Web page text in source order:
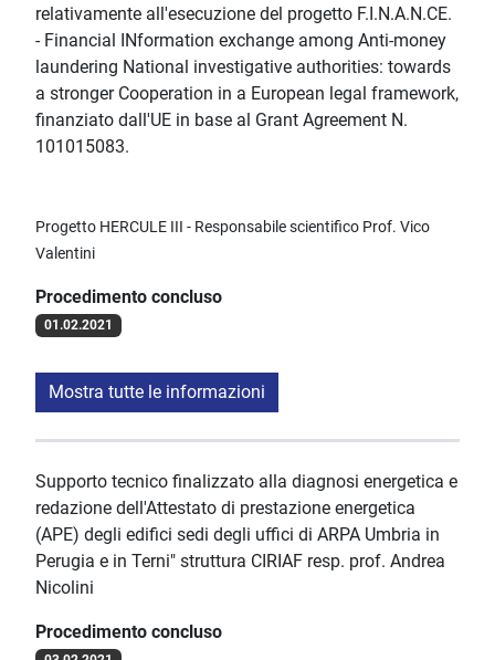
relativamente all'esecuzione del progetto F.I.N.A.N.CE.
- Financial INformation exchange among Anti-money
laundering National investigative authorities: towards
a stronger Cooperation in a European legal framework,
finanziato dall'UE in base al Grant Agreement N.
101015083.
Progetto HERCULE III - Responsabile scientifico Prof. Vico
Valentini
Procedimento concluso
01.02.2021
Mostra tutte le informazioni
Supporto tecnico finalizzato alla diagnosi energetica e
redazione dell'Attestato di prestazione energetica
(APE) degli edifici sedi degli uffici di ARPA Umbria in
Perugia e in Terni" struttura CIRIAF resp. prof. Andrea
Nicolini
Procedimento concluso